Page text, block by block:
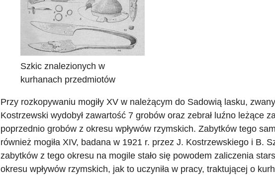
Szkic znalezionych w
kurhanach przedmiotów
Przy rozkopywaniu mogiły XV w należącym do Sadowią lasku,
Kostrzewski wydobył zawartość 7 grobów oraz zebrał luźno leżące
poprzednio grobów z okresu wpływów rzymskich. Zabytków tego
również mogiła XIV, badana w 1921 r. przez J. Kostrzewskiego i B.
zabytków z tego okresu na mogile stało się powodem zaliczenia
okresu wpływów rzymskich, jak to uczyniła w pracy, traktującej o